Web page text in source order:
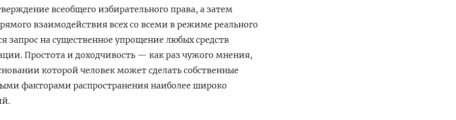
всеобщего избирательного права, а затем
взаимодействия всех со всеми в режиме реального
запрос на существенное упрощение любых средств
Простота и доходчивость — как раз чужого мнения,
которой человек может сделать собственные
факторами распространения наиболее широко